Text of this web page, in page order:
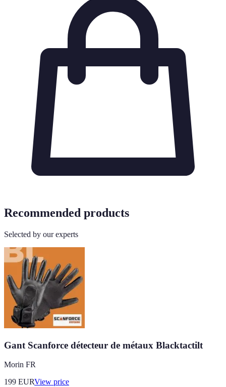
Recommended products
Selected by our experts
Gant Scanforce détecteur de métaux Blacktactilt
Morin FR
199 EURView price